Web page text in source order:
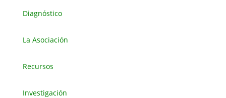
Diagnóstico
La Asociación
Recursos
Investigación